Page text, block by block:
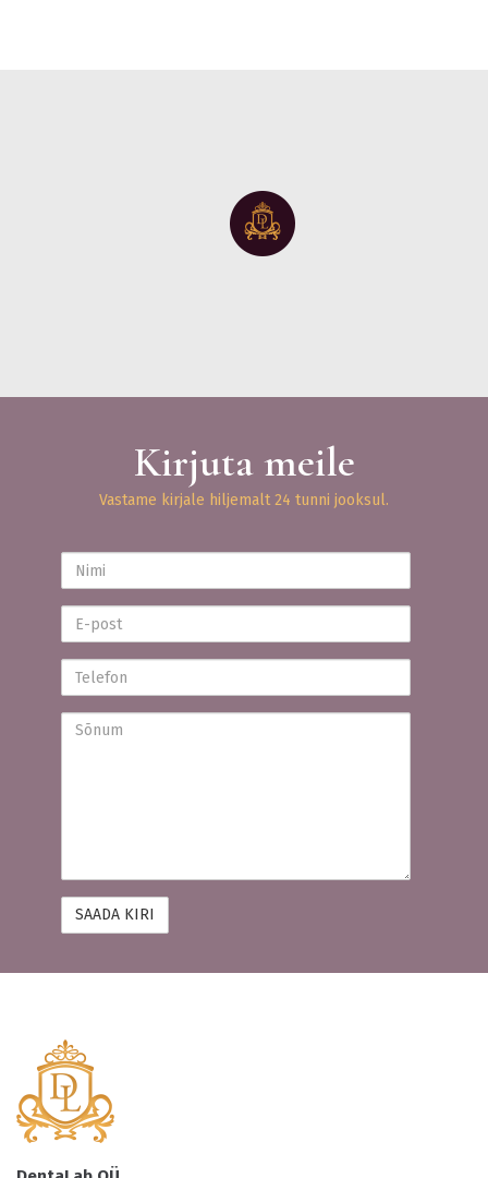
Kirjuta meile
Vastame kirjale hiljemalt 24 tunni jooksul.
Nimi
post
Telefon
Sõnum